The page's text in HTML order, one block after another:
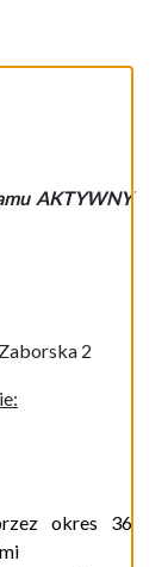
AKTYWNY
2
okres 36